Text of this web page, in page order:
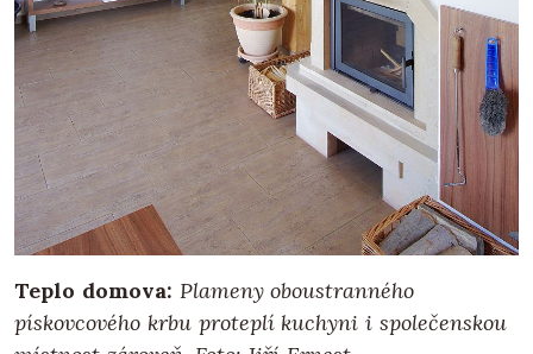
Teplo domova: Plameny oboustranného
pískovcového krbu proteplí kuchyni i společenskou